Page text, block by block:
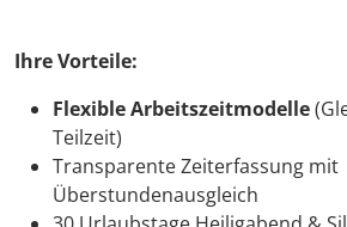
Ihre Vorteile:
Flexible Arbeitszeitmodelle
Teilzeit)
Transparente Zeiterfassung mit
Überstundenausgleich